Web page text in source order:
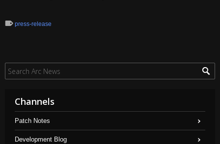
press-release
Channels
Patch Notes
Development Blog